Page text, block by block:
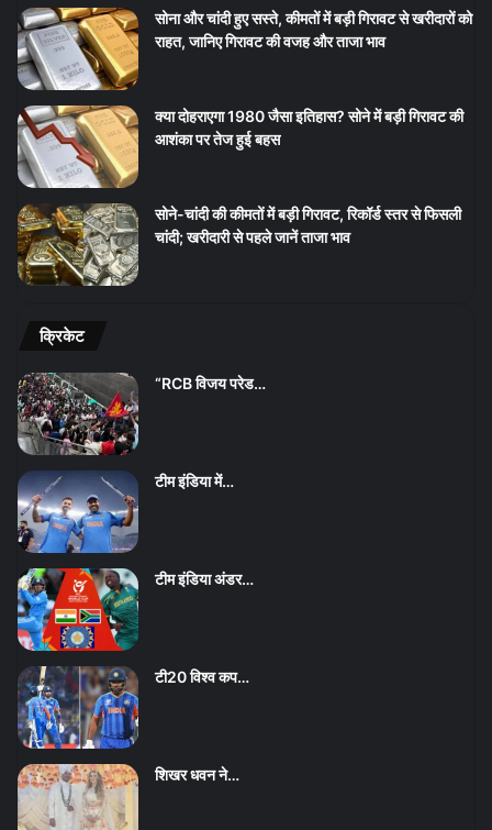
सोना और चांदी हुए सस्ते, कीमतों में बड़ी गिरावट से खरीदारों को
राहत, जानिए गिरावट की वजह और ताजा भाव
क्या दोहराएगा 1980 जैसा इतिहास? सोने में बड़ी गिरावट की
आशंका पर तेज हुई बहस
सोने-चांदी की कीमतों में बड़ी गिरावट, रिकॉर्ड स्तर से फिसली
चांदी; खरीदारी से पहले जानें ताजा भाव
क्रिकेट
“RCB विजय परेड…
टीम इंडिया में…
टीम इंडिया अंडर…
टी20 विश्व कप…
शिखर धवन ने…